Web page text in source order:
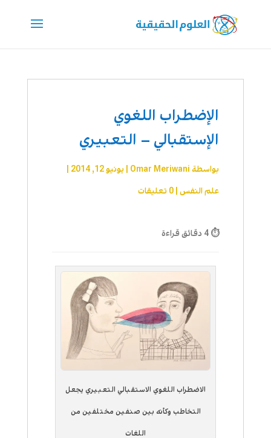
الإضطراب اللغوي
الإستقبالي – التعبيري
بواسطة Omar Meriwani يونيو 12, 2014
علم النفس| 0 تعليقات
⏱ 4 دقائق قراءة
الاضطراب اللغوي الاستقبالي التعبيري يجعل
التخاطب وكأنه بين صنفين مختلفين من
اللغات